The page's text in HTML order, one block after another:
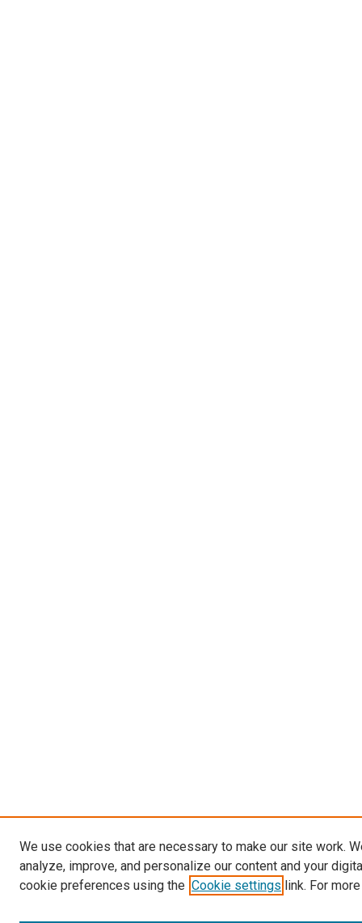
We use cookies that are necessary to make our site work.
analyze, improve, and personalize our content and your
cookie preferences using the Cookie settings link. For